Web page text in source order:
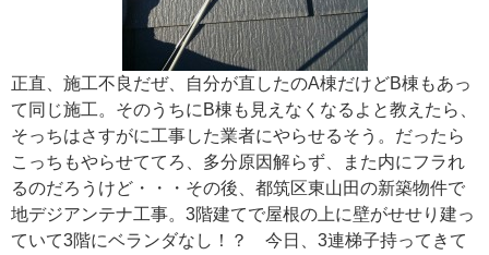
正直、施工不良だぜ、自分が直したのA棟だけどB棟もあっ
て同じ施工。そのうちにB棟も見えなくなるよと教えたら、
そっちはさすがに工事した業者にやらせるそう。だったら
こっちもやらせててろ、多分原因解らず、また内にフラれ
るのだろうけど・・・その後、都筑区東山田の新築物件で
地デジアンテナ工事。3階建てで屋根の上に壁がせせり建っ
ていて3階にベランダなし！？ 今日、3連梯子持ってきて